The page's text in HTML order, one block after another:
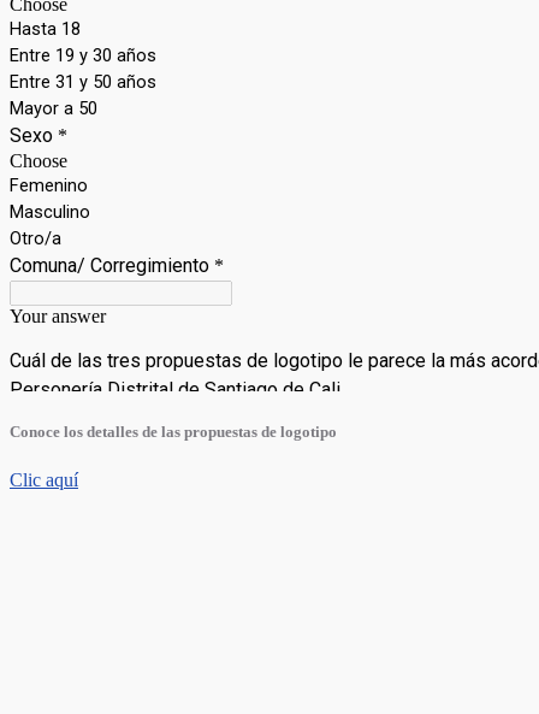
Conoce los detalles de las propuestas de logotipo
Clic aquí